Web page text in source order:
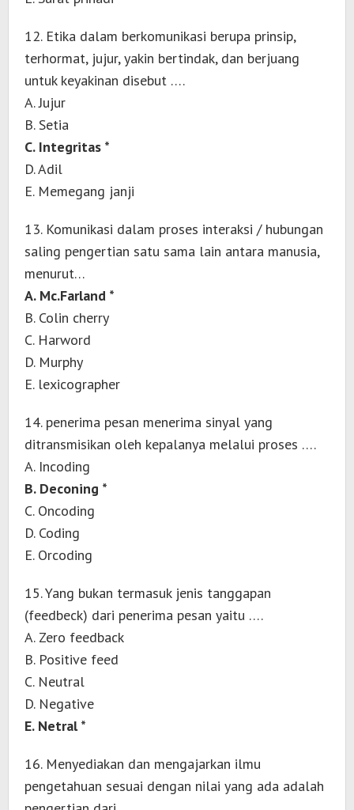
12. Etika dalam berkomunikasi berupa prinsip,
terhormat, jujur, yakin bertindak, dan berjuang
untuk keyakinan disebut ….
A. Jujur
B. Setia
C. Integritas *
D. Adil
E. Memegang janji
13. Komunikasi dalam proses interaksi / hubungan
saling pengertian satu sama lain antara manusia,
menurut…
A. Mc.Farland *
B. Colin cherry
C. Harword
D. Murphy
E. lexicographer
14. penerima pesan menerima sinyal yang
ditransmisikan oleh kepalanya melalui proses ….
A. Incoding
B. Deconing *
C. Oncoding
D. Coding
E. Orcoding
15. Yang bukan termasuk jenis tanggapan
(feedbeck) dari penerima pesan yaitu ….
A. Zero feedback
B. Positive feed
C. Neutral
D. Negative
E. Netral *
16. Menyediakan dan mengajarkan ilmu
pengetahuan sesuai dengan nilai yang ada adalah